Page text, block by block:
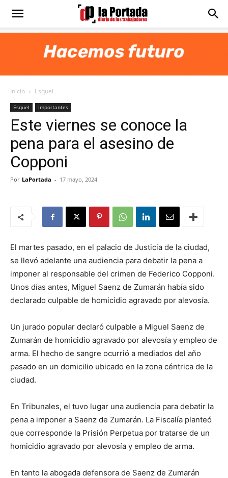
Diario
Portada
Inicio Esquel
Esquel Importantes
Este viernes se conoce la
pena para el asesino de
Copponi
Por LaPortada - 17 mayo, 2024
El martes pasado, en el palacio de Justicia de la ciudad,
se llevó adelante una audiencia para debatir la pena a
imponer al responsable del crimen de Federico Copponi.
Unos días antes, Miguel Saenz de Zumarán había sido
declarado culpable de homicidio agravado por alevosía.
Un jurado popular declaró culpable a Miguel Saenz de
Zumarán de homicidio agravado por alevosía y empleo de
arma. El hecho de sangre ocurrió a mediados del año
pasado en un domicilio ubicado en la zona céntrica de la
ciudad.
En Tribunales, el tuvo lugar una audiencia para debatir la
pena a imponer a Saenz de Zumarán. La Fiscalía planteó
que corresponde la Prisión Perpetua por tratarse de un
homicidio agravado por alevosía y empleo de arma.
En tanto la abogada defensora de Saenz de Zumarán